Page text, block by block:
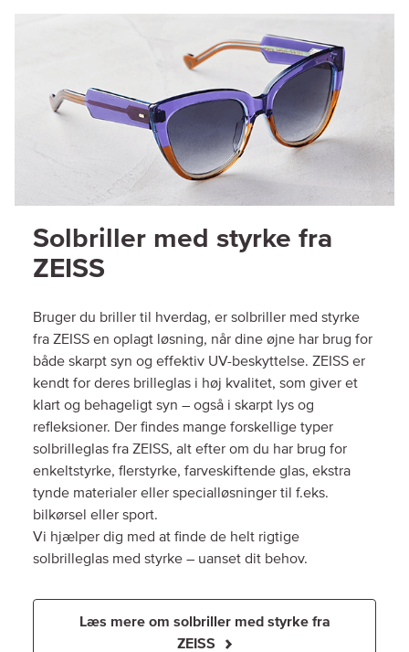
Solbriller med styrke fra
ZEISS
Bruger du briller til hverdag, er solbriller med styrke
fra ZEISS en oplagt løsning, når dine øjne har brug for
både skarpt syn og effektiv UV-beskyttelse. ZEISS er
kendt for deres brilleglas i høj kvalitet, som giver et
klart og behageligt syn – også i skarpt lys og
refleksioner. Der findes mange forskellige typer
solbrilleglas fra ZEISS, alt efter om du har brug for
enkeltstyrke, flerstyrke, farveskiftende glas, ekstra
tynde materialer eller specialløsninger til f.eks.
bilkørsel eller sport.
Vi hjælper dig med at finde de helt rigtige
Læs mere om solbriller med styrke fra
ZEISS